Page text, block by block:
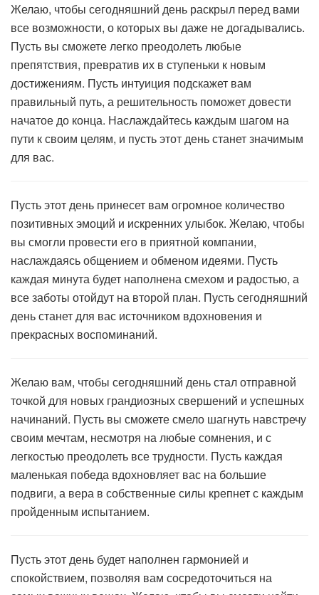
Желаю, чтобы сегодняшний день раскрыл перед вами
все возможности, о которых вы даже не догадывались.
Пусть вы сможете легко преодолеть любые
препятствия, превратив их в ступеньки к новым
достижениям. Пусть интуиция подскажет вам
правильный путь, а решительность поможет довести
начатое до конца. Наслаждайтесь каждым шагом на
пути к своим целям, и пусть этот день станет значимым
для вас.
Пусть этот день принесет вам огромное количество
позитивных эмоций и искренних улыбок. Желаю, чтобы
вы смогли провести его в приятной компании,
наслаждаясь общением и обменом идеями. Пусть
каждая минута будет наполнена смехом и радостью, а
все заботы отойдут на второй план. Пусть сегодняшний
день станет для вас источником вдохновения и
прекрасных воспоминаний.
Желаю вам, чтобы сегодняшний день стал отправной
точкой для новых грандиозных свершений и успешных
начинаний. Пусть вы сможете смело шагнуть навстречу
своим мечтам, несмотря на любые сомнения, и с
легкостью преодолеть все трудности. Пусть каждая
маленькая победа вдохновляет вас на большие
подвиги, а вера в собственные силы крепнет с каждым
пройденным испытанием.
Пусть этот день будет наполнен гармонией и
спокойствием, позволяя вам сосредоточиться на